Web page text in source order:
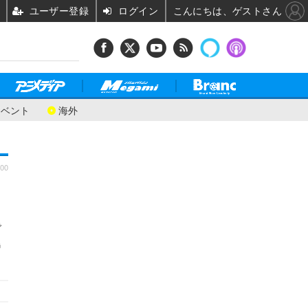
ント 海外
ユーザー登録 ログイン こんにちは、ゲストさん